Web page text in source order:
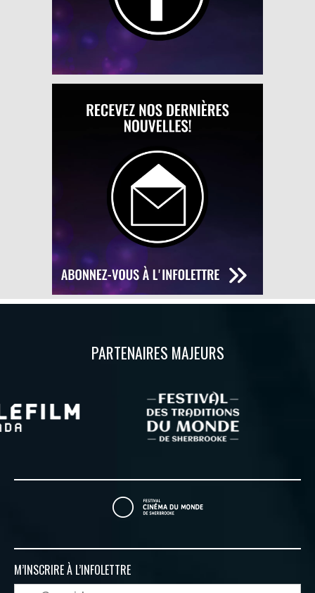
PARTENAIRES MAJEURS
M’INSCRIRE À L’INFOLETTRE